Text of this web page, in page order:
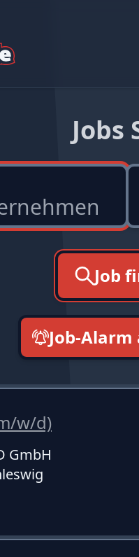
Jobs
Job
Job-
w/d)
GmbH